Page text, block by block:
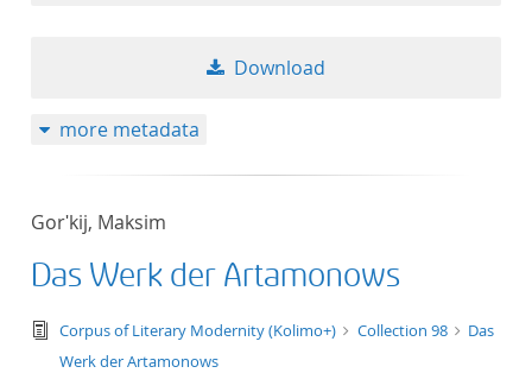
Download
more metadata
Gorʹkij, Maksim
Das Werk der Artamonows
text/tg.edition+tg.aggregation+xml
Corpus of Literary Modernity (Kolimo+) Collection 98
Das
Werk der Artamonows